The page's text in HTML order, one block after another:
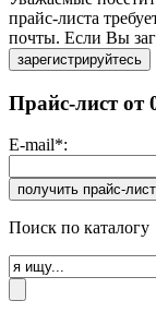
прайс-листа
почты. Если Вы
Прайс-лист от
E-mail*:
Поиск по каталогу